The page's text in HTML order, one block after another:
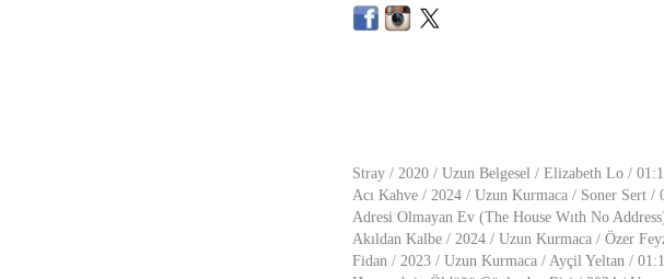
Stray / 2020 / Uzun Belgesel / Elizabeth Lo /
Acı Kahve / 2024 / Uzun Kurmaca / Soner Sert /
Adresi Olmayan Ev (The House Wıth No
Akıldan Kalbe / 2024 / Uzun Kurmaca / Özer
Fidan / 2023 / Uzun Kurmaca / Ayçil Yeltan /